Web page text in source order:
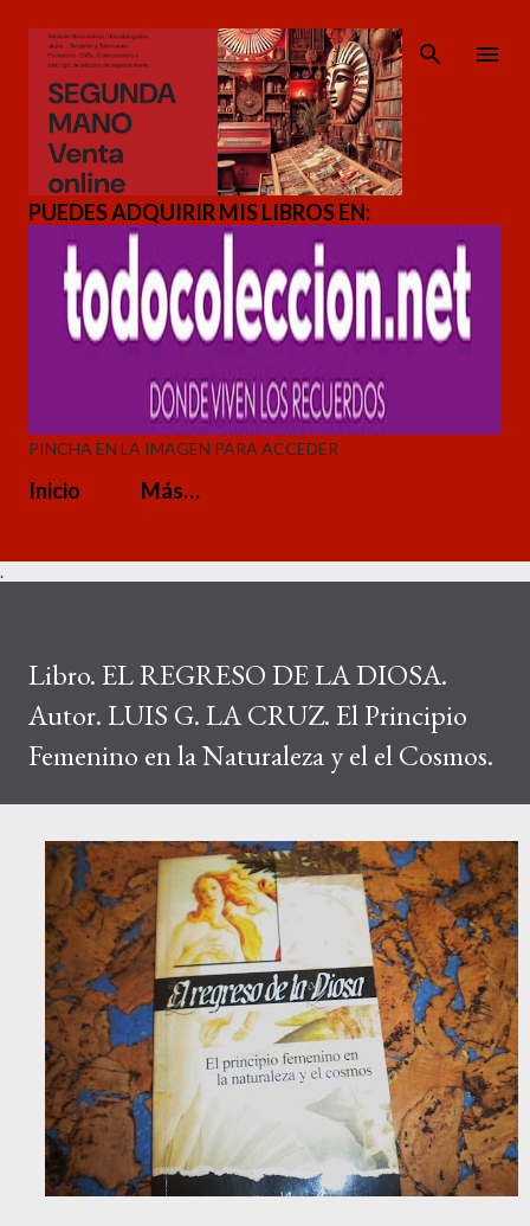
Ir al contenido principal
PUEDES ADQUIRIR MIS LIBROS EN:
PINCHA EN LA IMAGEN PARA ACCEDER
Inicio Más…
.
Libro. EL REGRESO DE LA DIOSA.
Autor. LUIS G. LA CRUZ. El Principio
Femenino en la Naturaleza y el el Cosmos.